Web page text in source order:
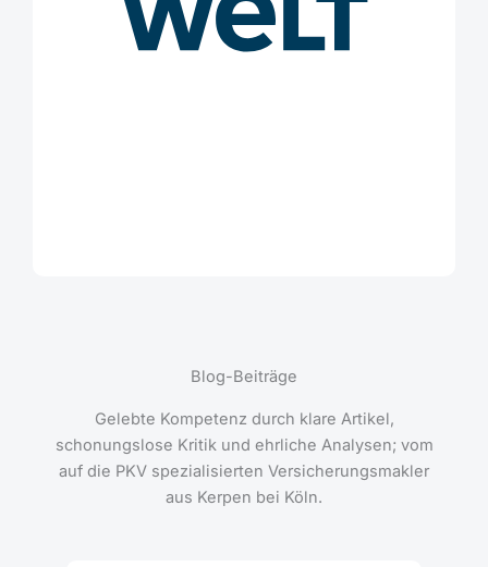
Blog-Beiträge
Gelebte Kompetenz durch klare Artikel,
schonungslose Kritik und ehrliche Analysen; vom
auf die PKV spezialisierten Versicherungsmakler
aus Kerpen bei Köln.